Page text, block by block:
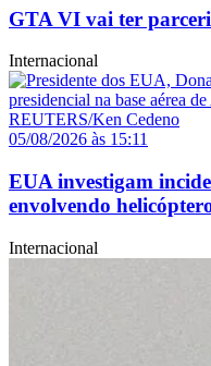
GTA VI vai ter
Internacional
05/08/2026 às 15:11
EUA investigam
envolvendo
Internacional